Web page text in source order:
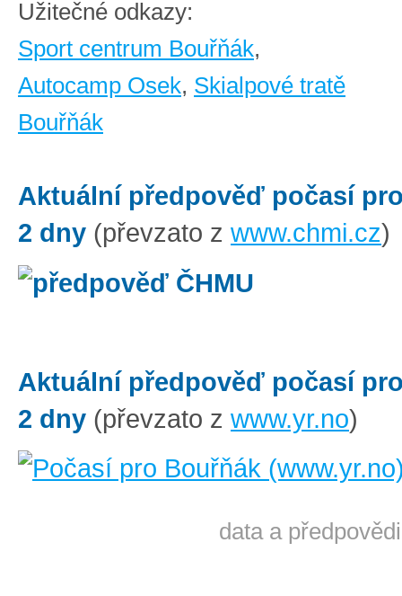
Užitečné odkazy:
Sport centrum Bouřňák,
Autocamp Osek, Skialpové tratě
Bouřňák
Aktuální předpověď počasí
2 dny (převzato z www.chmi.cz)
Aktuální předpověď počasí
2 dny (převzato z www.yr.no)
data a